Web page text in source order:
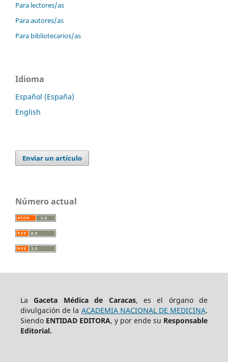
Para lectores/as
Para autores/as
Para bibliotecarios/as
Idioma
Español (España)
English
Enviar un artículo
Número actual
LaGaceta Médica de Caracas, es el órgano de
divulgación de la ACADEMIA NACIONAL DE MEDICINA.
Siendo ENTIDAD EDITORA, y por ende su Responsable
Editorial.